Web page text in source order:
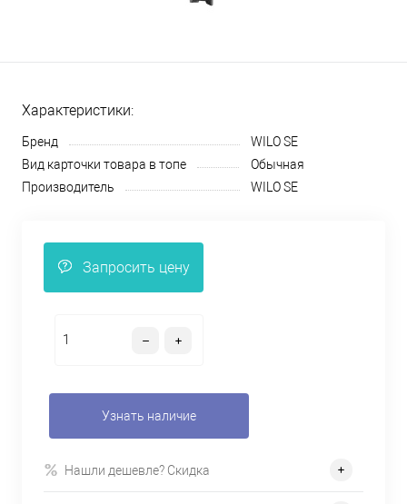
Характеристики:
Бренд
WILO SE
Вид карточки товара в топе
Обычная
Производитель
WILO SE
Запросить цену
Узнать наличие
Нашли дешевле? Скидка